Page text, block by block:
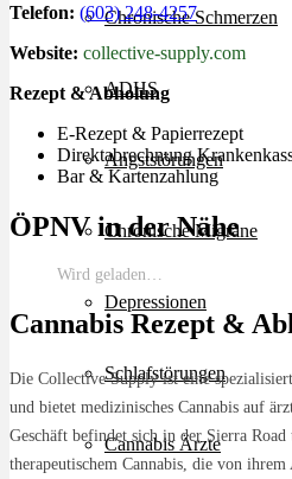
Chronische Schmerzen
ADHS
Angststörungen
Chronische Migräne
Depressionen
Schlafstörungen
Cannabis Ärzte
Telefon: (603) 248-4257
Website: collective-supply.com
Rezept & Abholung
E-Rezept & Papierrezept
Direktabrechnung
Bar & Kartenzahlung
ÖPNV in der Nähe
Wird geladen…
Cannabis Rezept &
Die Collective Supply ist eine
und bietet medizinisches Cannabis auf
Geschäft befindet sich in der Sierra
therapeutischem Cannabis, die von ihrem